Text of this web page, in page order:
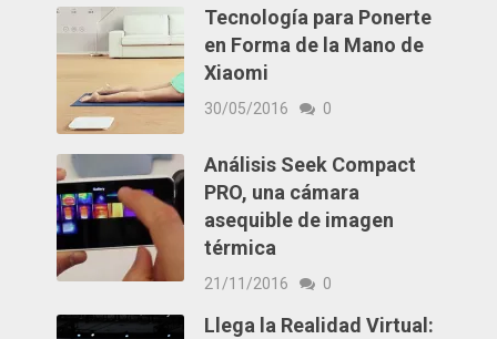
Tecnología para Ponerte
en Forma de la Mano de
Xiaomi
30/05/2016 0
Análisis Seek Compact
PRO, una cámara
asequible de imagen
térmica
21/11/2016 0
Llega la Realidad Virtual: